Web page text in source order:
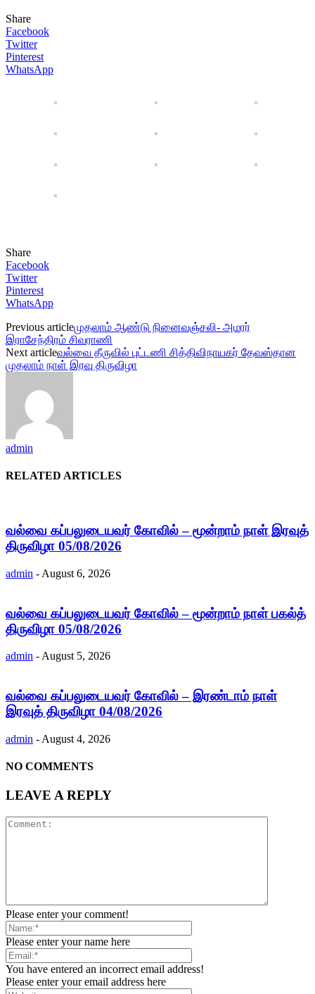
Share
Facebook
Twitter
Pinterest
WhatsApp
Share
Facebook
Twitter
Pinterest
WhatsApp
Previous articleமுதலாம் ஆண்டு நினைவஞ்சலி- அமரர்
இராசேந்திரம் சிவராணி
Next articleவல்வை தீருவில் புட்டணி சித்திவிநாயகர் தேவஸ்தான
முதலாம் நாள் இரவு திருவிழா
admin
RELATED ARTICLES
வல்வை கப்பலுடையவர் கோவில் – மூன்றாம் நாள் இரவுத்
திருவிழா 05/08/2026
admin - August 6, 2026
வல்வை கப்பலுடையவர் கோவில் – மூன்றாம் நாள் பகல்த்
திருவிழா 05/08/2026
admin - August 5, 2026
வல்வை கப்பலுடையவர் கோவில் – இரண்டாம் நாள்
இரவுத் திருவிழா 04/08/2026
admin - August 4, 2026
NO COMMENTS
LEAVE A REPLY
Please enter your comment!
Please enter your name here
You have entered an incorrect email address!
Please enter your email address here